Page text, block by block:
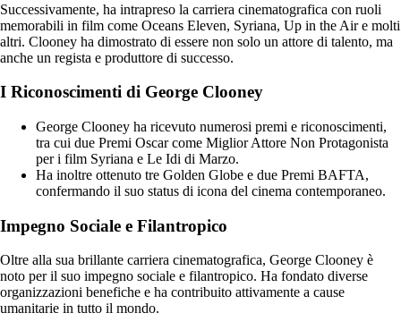
Successivamente, ha intrapreso la carriera cinematografica con ruoli
memorabili in film come Oceans Eleven, Syriana, Up in the Air e molti
altri. Clooney ha dimostrato di essere non solo un attore di talento, ma
anche un regista e produttore di successo.
I Riconoscimenti di George Clooney
George Clooney ha ricevuto numerosi premi e riconoscimenti,
tra cui due Premi Oscar come Miglior Attore Non Protagonista
per i film Syriana e Le Idi di Marzo.
Ha inoltre ottenuto tre Golden Globe e due Premi BAFTA,
confermando il suo status di icona del cinema contemporaneo.
Impegno Sociale e Filantropico
Oltre alla sua brillante carriera cinematografica, George Clooney è
noto per il suo impegno sociale e filantropico. Ha fondato diverse
organizzazioni benefiche e ha contribuito attivamente a cause
umanitarie in tutto il mondo.